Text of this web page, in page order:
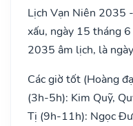
Lịch Vạn Niên 2035
xấu, ngày 15 tháng
2035 âm lịch, là
Các giờ tốt (Hoàng
(3h-5h): Kim Quỹ,
Tị (9h-11h): Ngọc